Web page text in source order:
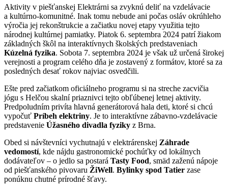
Aktivity v piešťanskej Elektrárni sa zvyknú deliť na vzdelávacie
a kultúrno-komunitné. Inak tomu nebude ani počas osláv okrúhleho
výročia jej rekonštrukcie a začiatku novej etapy využitia tejto
národnej kultúrnej pamiatky. Piatok 6. septembra 2024 patrí žiakom
základných škôl na interaktívnych školských predstaveniach
Kúzelná fyzika. Sobota 7. septembra 2024 je však už určená širokej
verejnosti a program celého dňa je zostavený z formátov, ktoré sa za
posledných desať rokov najviac osvedčili.
Ešte pred začiatkom oficiálneho programu si na streche zacvičia
jógu s Helčou skalní priaznivci tejto obľúbenej letnej aktivity.
Predpoludním privíta hlavná generátorová hala deti, ktoré si chcú
vypočuť Príbeh elektriny. Je to interaktívne zábavno-vzdelávacie
predstavenie Úžasného divadla fyziky z Brna.
Obed si návštevníci vychutnajú v elektrárenskej Záhrade
vedomostí, kde nájdu gastronomické pochúťky od lokálnych
dodávateľov – o jedlo sa postará Tasty Food, smäd zaženú nápoje
od piešťanského pivovaru ŽiWell. Bylinky spod Tatier zase
ponúknu chutné prírodné šťavy.